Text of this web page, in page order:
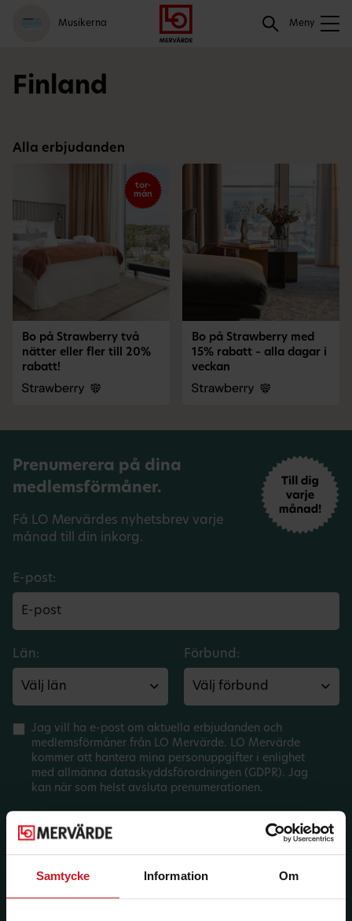
Samtycke Information Om
Gå
till
meny
Logga
in
Hoppa
till
innehåll
Musikerna Meny
Sök
Finland
Alla erbjudanden
tor-
mån
Bo på Strawberry två
nätter eller fler till 20%
rabatt!
Bo på Strawberry med
15% rabatt – alla dagar i
veckan
Prenumerera på dina
medlemsförmåner.
Få LO Mervärdes nyhetsbrev varje
månad till din inkorg.
E-post:
Län: Förbund:
Jag vill ha e-post om aktuella erbjudanden och
medlemsförmåner från LO Mervärde. LO Mervärde
kommer att hantera mina personuppgifter i enlighet
med allmänna dataskyddsförordningen (GDPR). Jag
kan när som helst avsluta prenumerationen.